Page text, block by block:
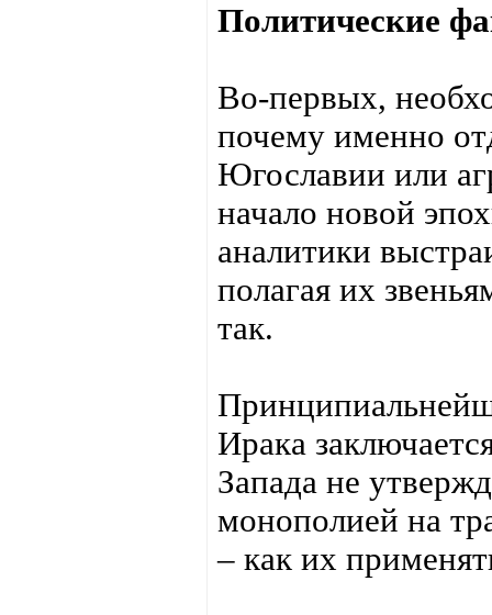
Политические
Во-первых,
почему именно
Югославии или
начало новой
аналитики
полагая их
так.
Ирака
Запада не
монополией на
– как их